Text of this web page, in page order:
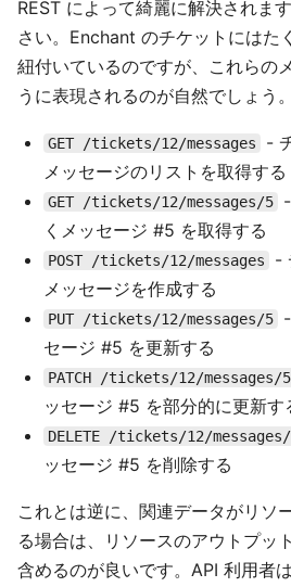
REST によって綺麗に解決されま
さい。Enchant のチケットにはた
紐付いているのですが、これらの
うに表現されるのが自然でしょう。
GET /tickets/12/messages
-
メッセージのリストを取得する
GET /tickets/12/messages/5
くメッセージ #5 を取得する
POST /tickets/12/messages
-
メッセージを作成する
PUT /tickets/12/messages/5
セージ #5 を更新する
PATCH /tickets/12/messages/5
ッセージ #5 を部分的に更新す
DELETE /tickets/12/
ッセージ #5 を削除する
これとは逆に、関連データがリソ
る場合は、リソースのアウトプッ
含めるのが良いです。API 利用者